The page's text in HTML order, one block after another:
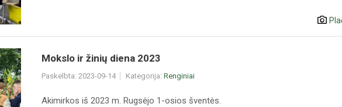
Mokslo ir žinių diena 2023
Paskelbta: 2023-09-14 Kategorija: Renginiai
Akimirkos iš 2023 m. Rugsėjo 1-osios šventės.